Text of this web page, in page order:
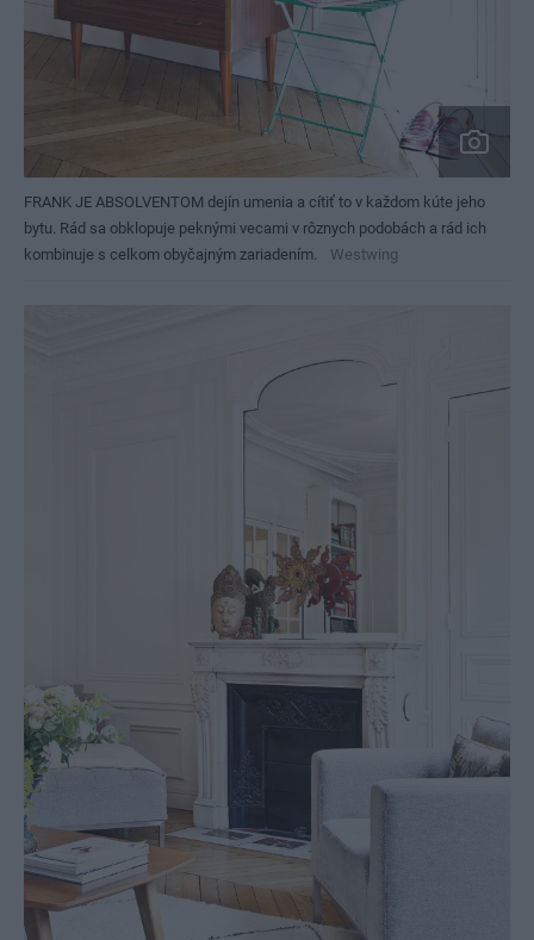
FRANK JE ABSOLVENTOM dejín umenia a cítiť to v každom kúte jeho
bytu. Rád sa obklopuje peknými vecami v rôznych podobách a rád ich
kombinuje s celkom obyčajným zariadením.
Westwing